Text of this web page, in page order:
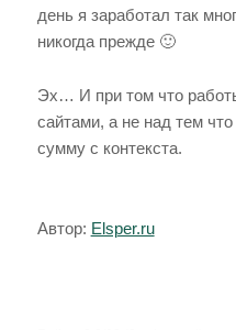
день я заработал так
никогда прежде 🙂
Эх… И при том что
сайтами, а не над тем
сумму с контекста.
Автор: Elsper.ru